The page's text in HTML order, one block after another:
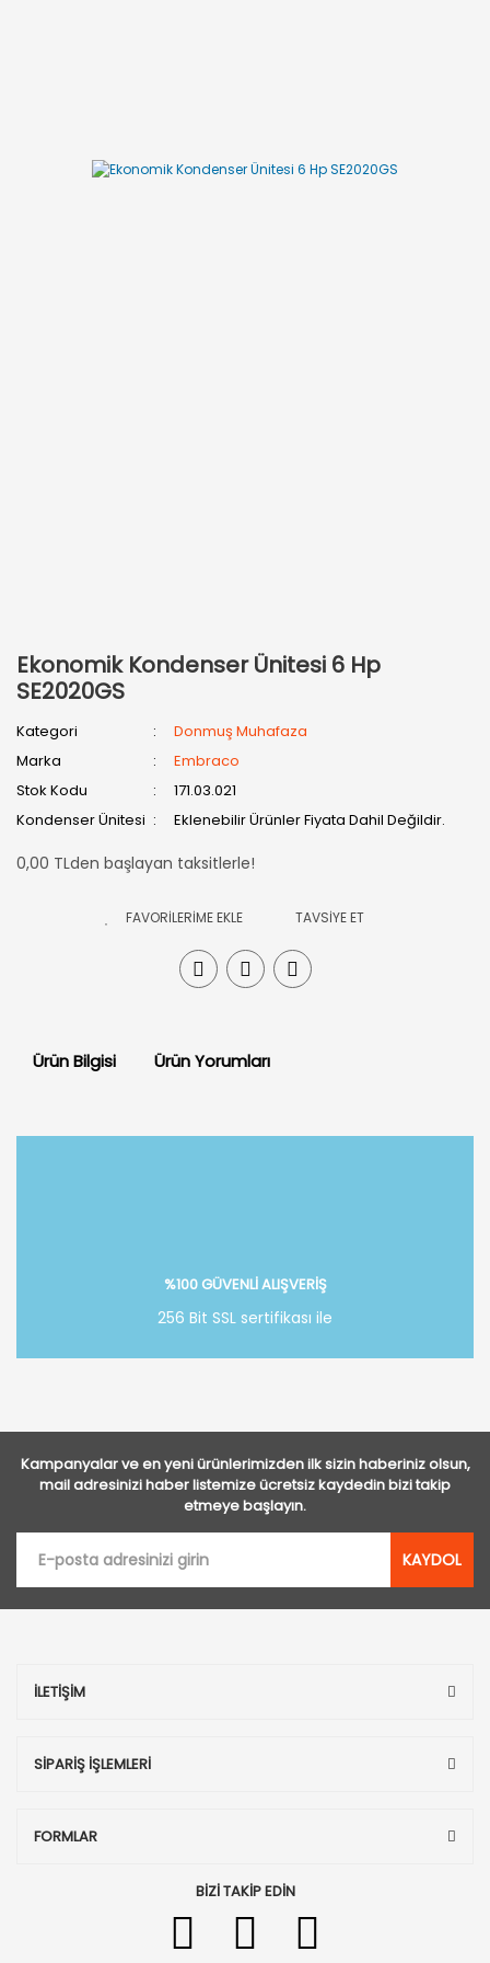
Ekonomik Kondenser Ünitesi 6 Hp
SE2020GS
Kategori
Donmuş Muhafaza
Marka
Embraco
Stok Kodu
171.03.021
Kondenser Ünitesi
Eklenebilir Ürünler Fiyata Dahil Değildir.
0,00 TLden başlayan taksitlerle!
TAVSİYE ET
Ürün Bilgisi Ürün Yorumları
%100 GÜVENLİ ALIŞVERİŞ
256 Bit SSL sertifikası ile
Kampanyalar ve en yeni ürünlerimizden ilk sizin haberiniz olsun,
mail adresinizi haber listemize ücretsiz kaydedin bizi takip
etmeye başlayın.
KAYDOL
İLETİŞİM
SİPARİŞ İŞLEMLERİ
FORMLAR
BİZİ TAKİP EDİN